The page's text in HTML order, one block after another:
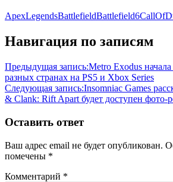
ApexLegendsBattlefieldBattlefield6
Навигация по записям
Предыдущая запись:Metro Exodus
разных странах на PS5 и Xbox Series
Следующая запись:Insomniac Games
& Clank: Rift Apart будет доступен фото-
Оставить ответ
Ваш адрес email не будет опубликован.
помечены *
Комментарий *